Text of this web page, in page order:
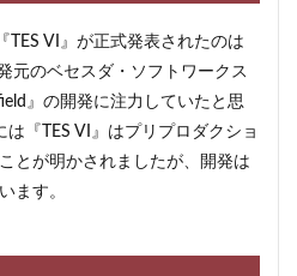
TES VI』が正式発表されたのは
元のベセスダ・ソフトワークス
』の開発に注力していたと思
『TES VI』はプリプロダクショ
とが明かされましたが、開発は
ます。